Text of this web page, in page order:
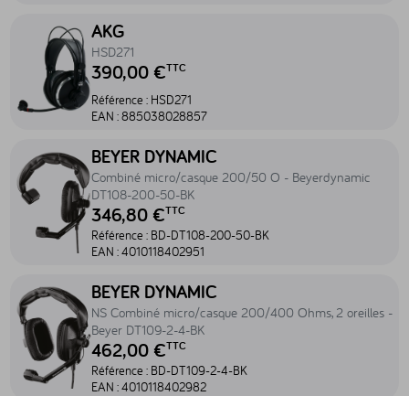
Accéder au produit HSD271 - HSD271
AKG
HSD271
390,00 €TTC
Référence : HSD271
EAN :885038028857
Accéder au produit Combiné micro/casque 200/50 O -
BEYER DYNAMIC
Combiné micro/casque 200/50 O - Beyerdynamic
DT108-200-50-BK
346,80 €TTC
Référence : BD-DT108-200-50-BK
EAN :4010118402951
Accéder au produit NS Combiné micro/casque 200/400 Ohms,
BEYER DYNAMIC
NS Combiné micro/casque 200/400 Ohms, 2 oreilles -
Beyer DT109-2-4-BK
462,00 €TTC
Référence : BD-DT109-2-4-BK
EAN :4010118402982